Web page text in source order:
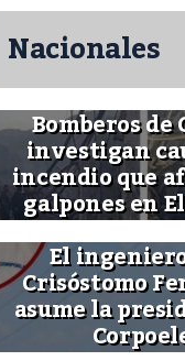
Nacionales
Bomberos de
investigan
incendio que
galpones en
El
Crisóstomo
asume la